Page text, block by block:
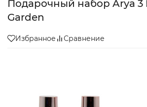
Подарочный набор Arya 3
Garden
Избранное Сравнение